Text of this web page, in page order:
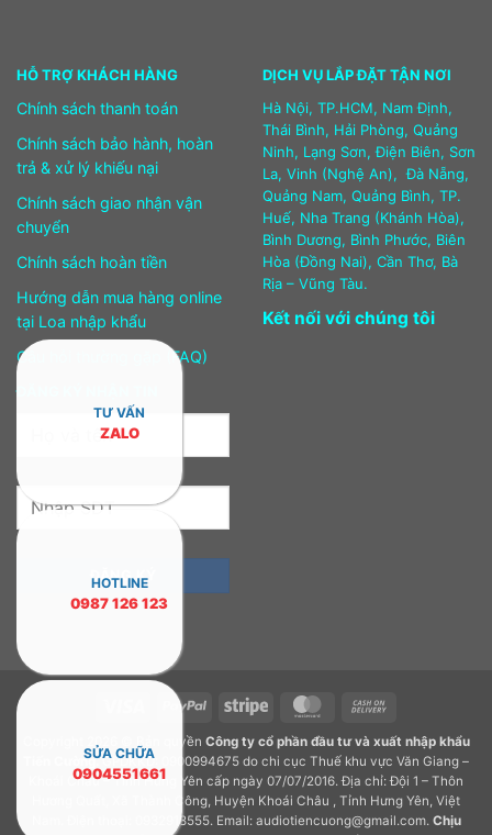
HỖ TRỢ KHÁCH HÀNG
Chính sách thanh toán
Chính sách bảo hành, hoàn
trả & xử lý khiếu nại
Chính sách giao nhận vận
chuyển
Chính sách hoàn tiền
Hướng dẫn mua hàng online
tại Loa nhập khẩu
Câu hỏi thường gặp (FAQ)
DỊCH VỤ LẮP ĐẶT TẬN NƠI
Hà Nội, TP.HCM, Nam Định,
Thái Bình, Hải Phòng, Quảng
Ninh, Lạng Sơn, Điện Biên, Sơn
La, Vinh (Nghệ An), Đà Nẵng,
Quảng Nam, Quảng Bình, TP.
Huế, Nha Trang (Khánh Hòa),
Bình Dương, Bình Phước, Biên
Hòa (Đồng Nai), Cần Thơ, Bà
Rịa – Vũng Tàu.
Kết nối với chúng tôi
PayPal Stripe MasterCard
Delivery
Copyright 2026 © Bản quyền Công ty cổ phần đầu tư và xuất nhập khẩu
Tiến Cường.GPDKKD: 0900994675 do chi cục Thuế khu vực Văn Giang –
Khoái Châu – Tỉnh Hưng Yên cấp ngày 07/07/2016. Địa chỉ: Đội 1 – Thôn
Hương Quất, Xã Thành Công, Huyện Khoái Châu , Tỉnh Hưng Yên, Việt
Nam. Điện thoại: 0932918555. Email: audiotiencuong@gmail.com. Chịu
TƯ VẤN
ZALO
HOTLINE
0987 126 123
SỬA CHỮA
0904551661